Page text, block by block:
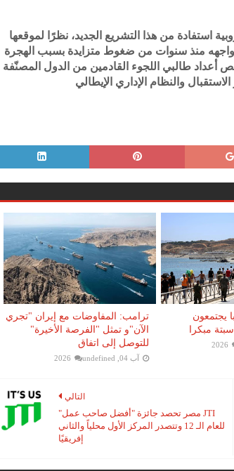
استفادة من هذا التشريع الجديد، نظرًا لموقعها
منذ سنوات من ضغوط متزايدة بسبب الهجرة
أعداد طالبي اللجوء القادمين من الدول المصنّفة
والنظام الإداري الإيطالي
يجتمعون
مبكرا
ترامب: المفاوضات مع إيران "تجري
الآن"و تمثل "الفرصة الأخيرة"
للتوصل إلى اتفاق
آب 04, 2026 undefined
التالي
JTI مصر تحصد جائزة "أفضل صاحب عمل"
للعام الـ 12 وتتصدر المركز الأول محلياً والثاني
إفريقيًا